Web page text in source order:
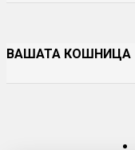
ВАШАТА КОШНИЦА